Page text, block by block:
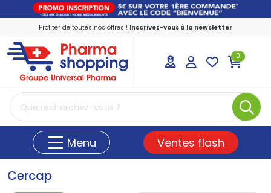
Profiter de toutes nos offres ! Inscrivez-vous à la newsletter
PharmaShopping Votre pharmacie en
0
Menu Ventes flash
Cercap